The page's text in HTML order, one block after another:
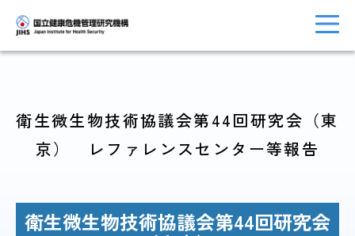
トップに戻る おしらせ一覧
JIHSについて 診療・病院関係
衛生微生物技術協議会第44回研究会（東
京） レファレンスセンター等報告
衛生微生物技術協議会第44回研究会